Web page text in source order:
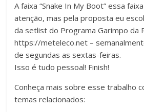
A faixa “Snake In My Boot” essa
atenção, mas pela proposta eu
da setlist do Programa Garimpo da
https://meteleco.net –
de segundas as sextas-feiras.
Isso é tudo pessoal! Finish!
Conheça mais sobre esse trabalho
temas relacionados: